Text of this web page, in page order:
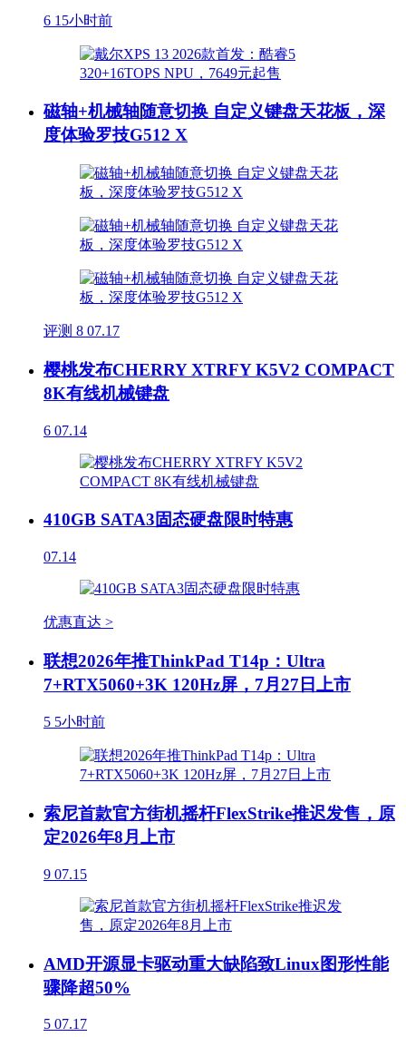
6 15小时前
磁轴+机械轴随意切换 自定义键盘天花板，深
度体验罗技G512 X
评测 8 07.17
樱桃发布CHERRY XTRFY K5V2 COMPACT
8K有线机械键盘
6 07.14
410GB SATA3固态硬盘限时特惠
07.14
优惠直达 >
联想2026年推ThinkPad T14p：Ultra
7+RTX5060+3K 120Hz屏，7月27日上市
5 5小时前
索尼首款官方街机摇杆FlexStrike推迟发售，原
定2026年8月上市
9 07.15
AMD开源显卡驱动重大缺陷致Linux图形性能
骤降超50%
5 07.17